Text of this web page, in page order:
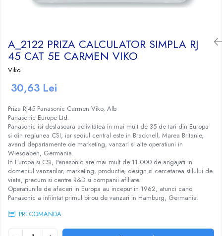
Suruburi, dibluri si accesorii uz general
Iluminat
Becuri
Becuri LED
Lanterne
Proiectoare LED
Scule Electrice si Unelte
Pistoale de Lipit
Termoizolatii si accesorii
Ventilatie si Climatizare
Accesorii climatizare
Ventilatoare
Ingrijire Tesaturi
Fiare Calcat
Statii Calcat
Accesorii si piese aparate cafea
Cafea si Ceai
Cafetiere
Espressoare
Rasnite
Rasnite mirodenii
Conductor Electric Rigid
Copex PVC fara fir
Jgheab Metalic
Sigurante Electrice Automate -
Eaton
Enext
Legrand
Schneider
Tablouri sigurante
Tub PVC
Igiena Dentara
electrice
Lampi UV pentru manichiura
Pompe San
Tuns si ras
Aparate de ras electrice
Aparate de tuns
Aparate de tuns barba
Cabluri de Date si accesorii
Cutii Distributie
Accesorii
Routere, Switch-uri, ONT-uri si
Extendere WI-FI
Splittere TV, Ditribuitoare si
Amplificatoare
Sisteme Audio
Radio, CD, DVD player auto
Boxe auto
Televizoare
A_2122 PRIZA CALCULATOR SIMPLA RJ
45 CAT 5E CARMEN VIKO
Viko
30,63 Lei
Priza RJ45 Panasonic Carmen Viko, Alb
Panasonic Europe Ltd.
Panasonic isi desfasoara activitatea in mai mult de 35 de tari din Europa
si din regiunea CSI, iar sediul central este in Bracknell, Marea Britanie,
avand departamente de marketing, vanzari si alte operatiuni in
Wiesdaben, Germania.
In Europa si CSI, Panasonic are mai mult de 11.000 de angajati in
domeniul vanzarilor, marketing, productie, design si cercetarea stilului de
viata, precum si centre R&D si companii afiliate.
Operatiunile de afaceri in Europa au inceput in 1962, atunci cand
Panasonic a infiintat primul birou de vanzari in Hamburg, Germania.
PRECOMANDA